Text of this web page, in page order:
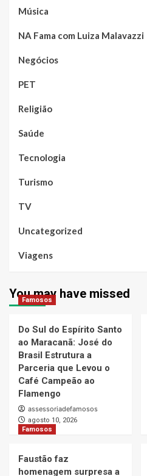
Música
NA Fama com Luiza Malavazzi
Negócios
PET
Religião
Saúde
Tecnologia
Turismo
TV
Uncategorized
Viagens
You may have missed
Famosos
Do Sul do Espírito Santo
ao Maracanã: José do
Brasil Estrutura a
Parceria que Levou o
Café Campeão ao
Flamengo
assessoriadefamosos
agosto 10, 2026
Famosos
Faustão faz
homenagem surpresa a